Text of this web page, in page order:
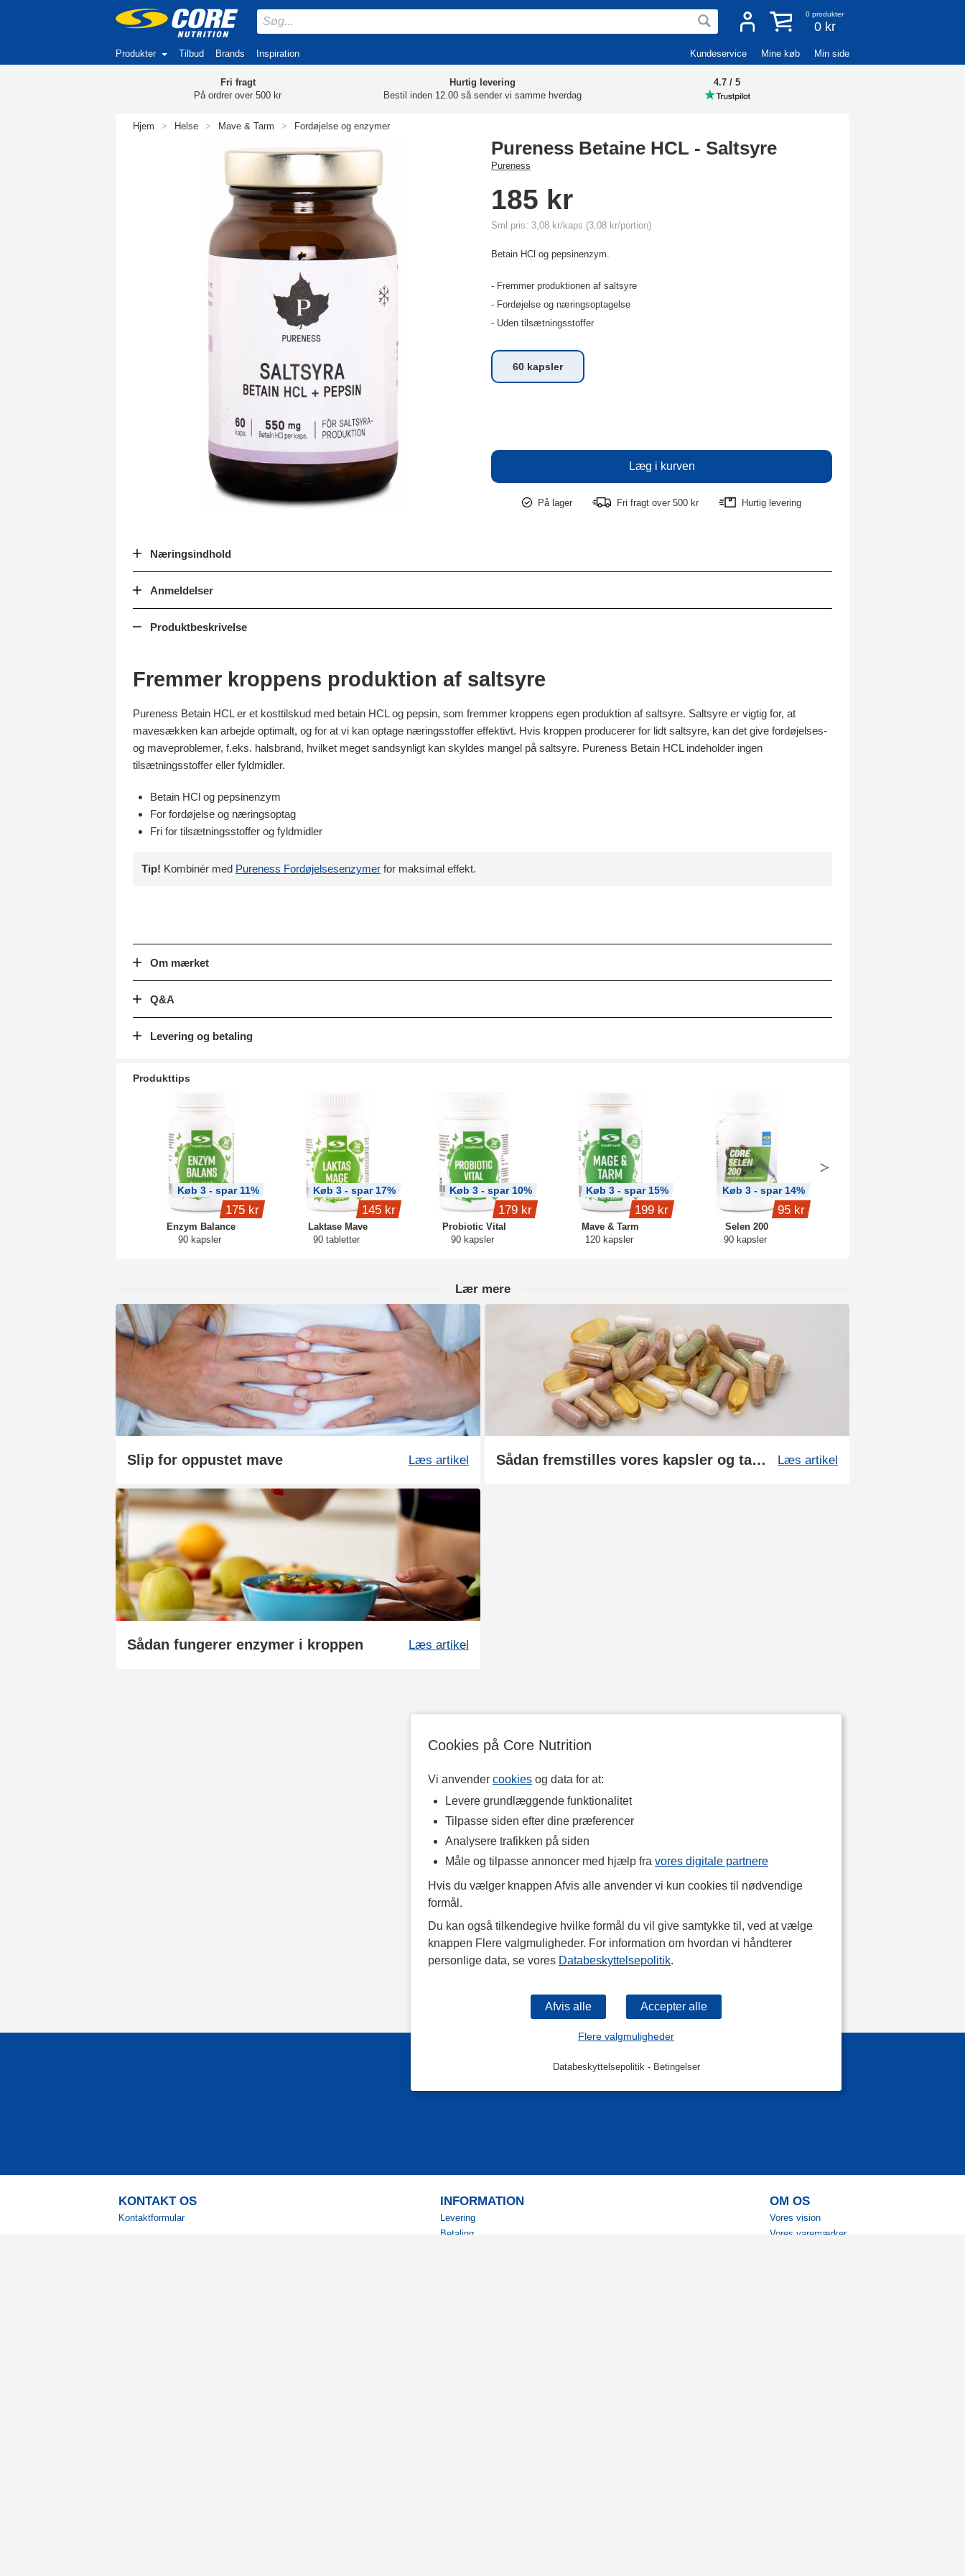
Cookies på Core Nutrition
Vi anvender cookies og data for at:
Levere grundlæggende funktionalitet
Tilpasse siden efter dine præferencer
Analysere trafikken på siden
Måle og tilpasse annoncer med hjælp fra vores digitale partnere
Hvis du vælger knappen Afvis alle anvender vi kun cookies til nødvendige
formål.
Du kan også tilkendegive hvilke formål du vil give samtykke til, ved at vælge
knappen Flere valgmuligheder. For information om hvordan vi håndterer
personlige data, se vores Databeskyttelsepolitik.
Flere valgmuligheder
Databeskyttelsepolitik- Betingelser
0 produkter
0 kr
Produkter Tilbud Brands Inspiration Kundeservice Mine køb Min side
Fri fragt
På ordrer over 500 kr
Hurtig levering
Bestil inden 12.00 så sender vi samme hverdag
4.7 / 5
Hjem > Helse > Mave & Tarm > Fordøjelse og enzymer
Pureness Betaine HCL - Saltsyre
Pureness
185 kr
Sml.pris: 3,08 kr/kaps (3,08 kr/portion)
Betain HCl og pepsinenzym.
- Fremmer produktionen af saltsyre
- Fordøjelse og næringsoptagelse
- Uden tilsætningsstoffer
60 kapsler
På lager Fri fragt over 500 kr Hurtig levering
Næringsindhold
Anmeldelser
Produktbeskrivelse
Fremmer kroppens produktion af saltsyre
Pureness Betain HCL er et kosttilskud med betain HCL og pepsin, som fremmer kroppens egen produktion af saltsyre. Saltsyre er vigtig for, at
mavesækken kan arbejde optimalt, og for at vi kan optage næringsstoffer effektivt. Hvis kroppen producerer for lidt saltsyre, kan det give fordøjelses-
og maveproblemer, f.eks. halsbrand, hvilket meget sandsynligt kan skyldes mangel på saltsyre. Pureness Betain HCL indeholder ingen
tilsætningsstoffer eller fyldmidler.
Betain HCl og pepsinenzym
For fordøjelse og næringsoptag
Fri for tilsætningsstoffer og fyldmidler
Tip! Kombinér med Pureness Fordøjelsesenzymer for maksimal effekt.
Om mærket
Q&A
Levering og betaling
Produkttips
Enzym Balance
90 kapsler
Køb 3 - spar 11%
175 kr
Laktase Mave
90 tabletter
Køb 3 - spar 17%
145 kr
Probiotic Vital
90 kapsler
Køb 3 - spar 10%
179 kr
Mave & Tarm
120 kapsler
Køb 3 - spar 15%
199 kr
Selen 200
90 kapsler
Køb 3 - spar 14%
95 kr
Lær mere
Slip for oppustet mave Læs artikel Sådan fremstilles vores kapsler og tabletter Læs artikel
Sådan fungerer enzymer i kroppen Læs artikel
KONTAKT OS
Kontaktformular
INFORMATION
Levering
Betaling
OM OS
Vores vision
Vores varemærker